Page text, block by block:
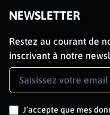
NEWSLETTER
Restez au courant de
inscrivant à notre
Newsletter
Signup
J’accepte que mes